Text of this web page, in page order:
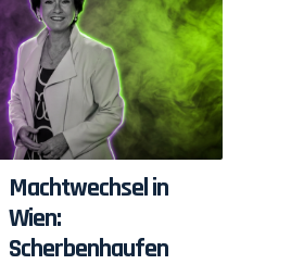
Machtwechsel in
Wien:
Scherbenhaufen